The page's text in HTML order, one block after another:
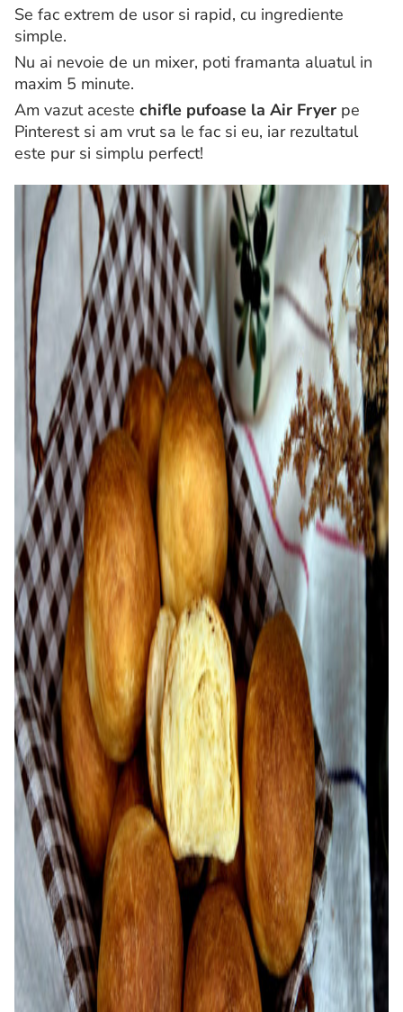
Se fac extrem de usor si rapid, cu ingrediente
simple.
Nu ai nevoie de un mixer, poti framanta aluatul in
maxim 5 minute.
Am vazut aceste chifle pufoase la Air Fryer pe
Pinterest si am vrut sa le fac si eu, iar rezultatul
este pur si simplu perfect!